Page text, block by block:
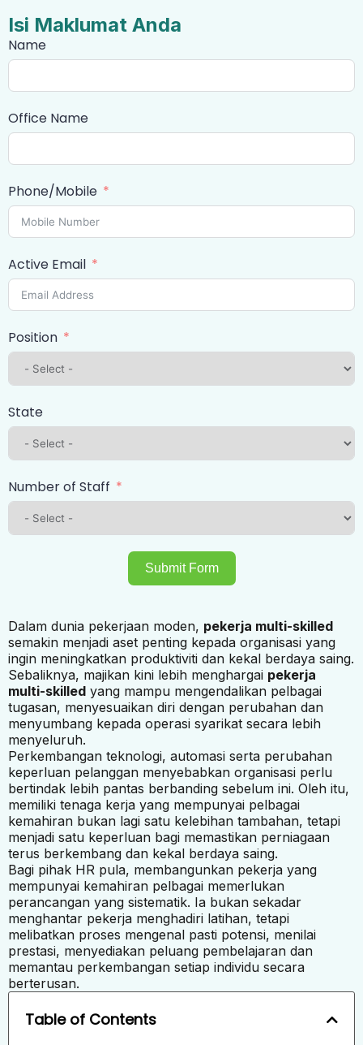
Isi Maklumat Anda
Name
Office Name
Phone/Mobile
Active Email
Position
State
Number of Staff
Submit Form
Dalam dunia pekerjaan moden, pekerja multi-skilled
semakin menjadi aset penting kepada organisasi yang
ingin meningkatkan produktiviti dan kekal berdaya saing.
Sebaliknya, majikan kini lebih menghargai pekerja
multi-skilled yang mampu mengendalikan pelbagai
tugasan, menyesuaikan diri dengan perubahan dan
menyumbang kepada operasi syarikat secara lebih
menyeluruh.
Perkembangan teknologi, automasi serta perubahan
keperluan pelanggan menyebabkan organisasi perlu
bertindak lebih pantas berbanding sebelum ini. Oleh itu,
memiliki tenaga kerja yang mempunyai pelbagai
kemahiran bukan lagi satu kelebihan tambahan, tetapi
menjadi satu keperluan bagi memastikan perniagaan
terus berkembang dan kekal berdaya saing.
Bagi pihak HR pula, membangunkan pekerja yang
mempunyai kemahiran pelbagai memerlukan
perancangan yang sistematik. Ia bukan sekadar
menghantar pekerja menghadiri latihan, tetapi
melibatkan proses mengenal pasti potensi, menilai
prestasi, menyediakan peluang pembelajaran dan
memantau perkembangan setiap individu secara
berterusan.
Table of Contents